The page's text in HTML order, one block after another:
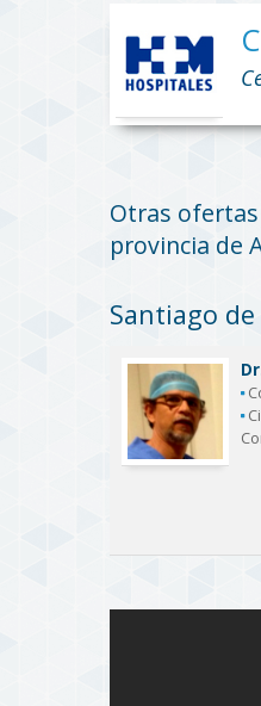
Otras
provincia de
Santiago